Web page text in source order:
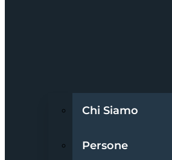
Chi Siamo
Persone